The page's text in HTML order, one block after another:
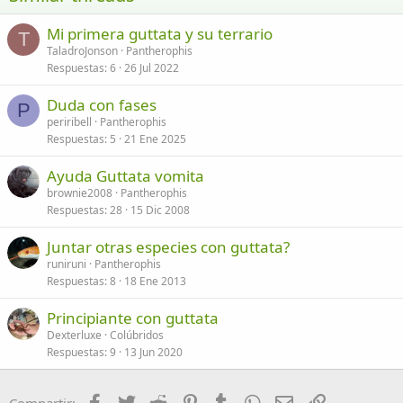
26
Trebuchet MS
Verdana
T Mi primera guttata y su terrario
TaladroJonson Pantherophis
Respuestas 6 26 Jul 2022
P Duda con fases
periribell
Pantherophis
Respuestas 5 21 Ene 2025
Ayuda Guttata vomita
brownie2008 Pantherophis
Respuestas 28 15 Dic 2008
Juntar otras especies con guttata?
runiruni
Pantherophis
Respuestas 8 18 Ene 2013
Principiante con guttata
Dexterluxe Colúbridos
Respuestas 9 13 Jun 2020